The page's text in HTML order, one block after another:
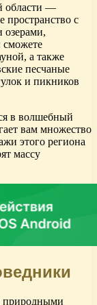
области —
пространство с
озерами,
а также
песчаные
и пикников
в волшебный
вам множество
этого региона
массу
природными